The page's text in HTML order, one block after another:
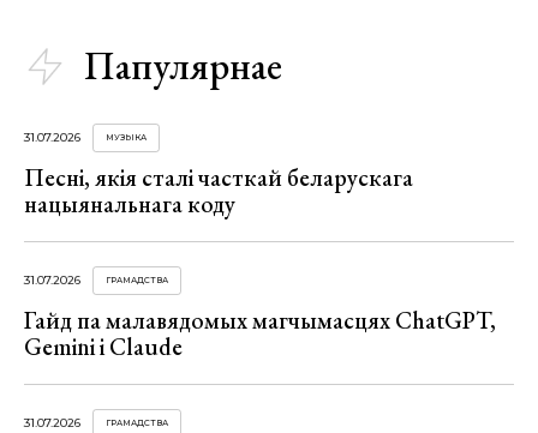
Папулярнае
31.07.2026 МУЗЫКА
Песні, якія сталі часткай беларускага
нацыянальнага коду
31.07.2026 ГРАМАДСТВА
Гайд па малавядомых магчымасцях ChatGPT,
Gemini і Claude
31.07.2026 ГРАМАДСТВА